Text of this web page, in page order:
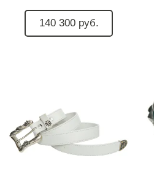
140 300 руб.